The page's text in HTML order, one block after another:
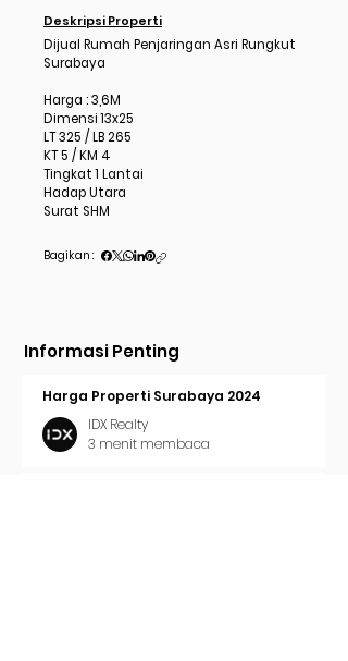
Deskripsi Properti
Dijual Rumah Penjaringan Asri Rungkut
Surabaya
Harga : 3,6M
Dimensi 13x25
LT 325 / LB 265
KT 5 / KM 4
Tingkat 1 Lantai
Hadap Utara
Surat SHM
Bagikan :
Informasi Penting
Harga Properti Surabaya 2024
IDX Realty
3 menit membaca